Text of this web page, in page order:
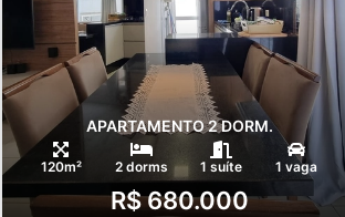
APARTAMENTO 2 DORM.
120m² 2 dorms 1 suíte 1 vaga
R$ 680.000